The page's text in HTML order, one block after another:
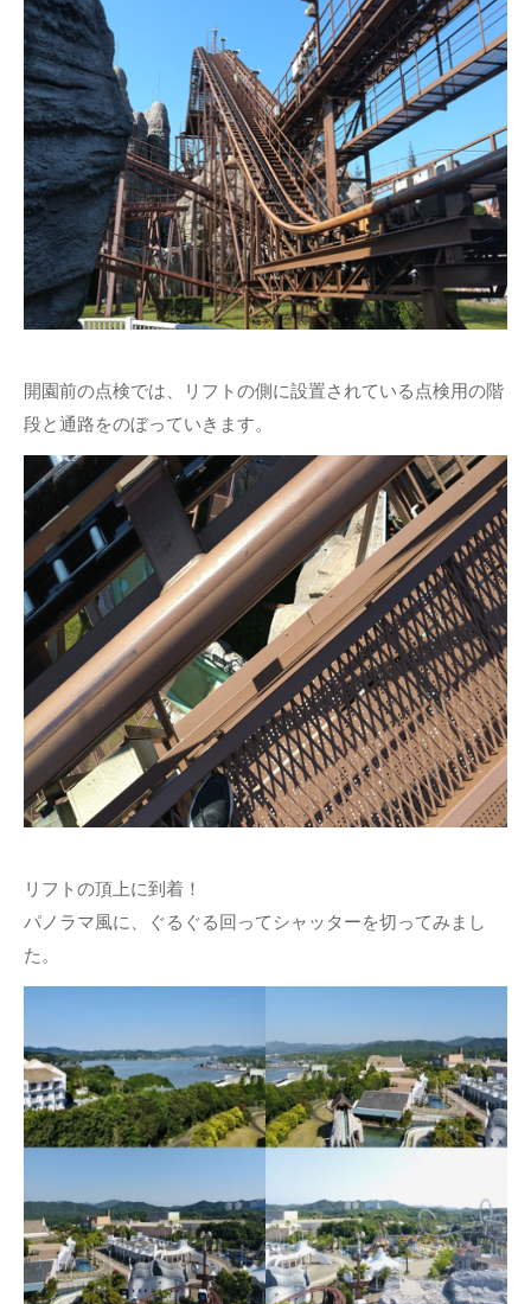
開園前の点検では、リフトの側に設置されている点検用の階
段と通路をのぼっていきます。
リフトの頂上に到着！
パノラマ風に、ぐるぐる回ってシャッターを切ってみまし
た。